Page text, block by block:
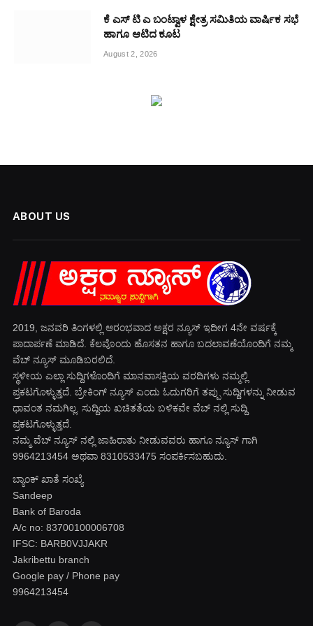
ಕೆ ಎಸ್ ಟಿ ಎ ಬಂಟ್ವಾಳ ಕ್ಷೇತ್ರ ಸಮಿತಿಯ ವಾರ್ಷಿಕ ಸಭೆ
ಹಾಗೂ ಆಟಿದ ಕೂಟ
August 2, 2026
ABOUT US
2019, ಜನವರಿ‌ ತಿಂಗಳಲ್ಲಿ ಆರಂಭವಾದ ಅಕ್ಷರ ನ್ಯೂಸ್ ಇದೀಗ 4ನೇ ವರ್ಷಕ್ಕೆ
ಪಾದಾರ್ಪಣೆ ಮಾಡಿದೆ. ಕೆಲವೊಂದು ಹೊಸತನ ಹಾಗೂ ಬದಲಾವಣೆಯೊಂದಿಗೆ ನಮ್ಮ
ವೆಬ್ ನ್ಯೂಸ್ ಮೂಡಿಬರಲಿದೆ.
ಸ್ಥಳೀಯ ಎಲ್ಲಾ ಸುದ್ದಿಗಳೊಂದಿಗೆ ಮಾನವಾಸಕ್ತಿಯ ವರದಿಗಳು ನಮ್ಮಲ್ಲಿ
ಪ್ರಕಟಗೊಳ್ಳುತ್ತದೆ. ಬ್ರೇಕಿಂಗ್ ನ್ಯೂಸ್ ಎಂದು ಓದುಗರಿಗೆ ತಪ್ಪು ಸುದ್ದಿಗಳನ್ನು ನೀಡುವ
ಧಾವಂತ ನಮಗಿಲ್ಲ. ಸುದ್ದಿಯ ಖಚಿತತೆಯ ಬಳಿಕವೇ ವೆಬ್ ನಲ್ಲಿ ಸುದ್ದಿ
ಪ್ರಕಟಗೊಳ್ಳುತ್ತದೆ.
ನಮ್ಮ ವೆಬ್ ನ್ಯೂಸ್ ನಲ್ಲಿ ಜಾಹಿರಾತು ನೀಡುವವರು ಹಾಗೂ ನ್ಯೂಸ್ ಗಾಗಿ
9964213454 ಅಥವಾ 8310533475 ಸಂಪರ್ಕಿಸಬಹುದು.
ಬ್ಯಾಂಕ್ ಖಾತೆ ಸಂಖ್ಯೆ
Sandeep
Bank of Baroda
A/c no: 83700100006708
IFSC: BARB0VJJAKR
Jakribettu branch
Google pay / Phone pay
9964213454